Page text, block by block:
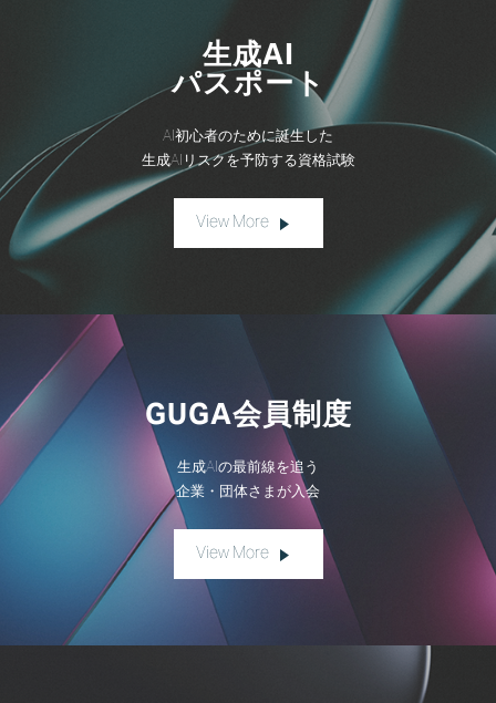
生成AI
パスポート
AI初心者のために誕生した
生成AIリスクを予防する資格試験
View More
GUGA会員制度
生成AIの最前線を追う
企業・団体さまが入会
View More